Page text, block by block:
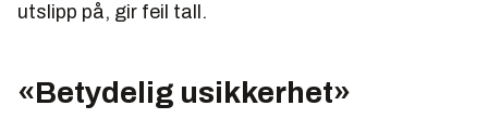
utslipp på, gir feil tall.
«Betydelig usikkerhet»